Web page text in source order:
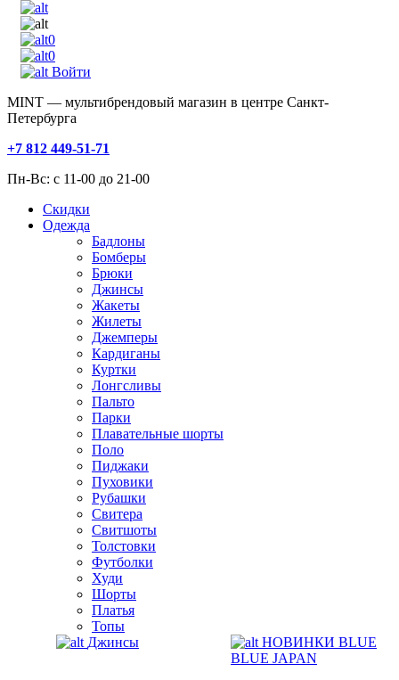
0
0
Войти
MINT — мультибрендовый магазин в центре Санкт-
Петербурга
+7 812 449-51-71
Пн-Вс: с 11-00 до 21-00
Скидки
Одежда
Бадлоны
Бомберы
Брюки
Джинсы
Жакеты
Жилеты
Джемперы
Кардиганы
Куртки
Лонгсливы
Пальто
Парки
Плавательные шорты
Поло
Пиджаки
Пуховики
Рубашки
Свитера
Свитшоты
Толстовки
Футболки
Худи
Шорты
Платья
Топы
Джинсы
НОВИНКИ BLUE
BLUE JAPAN